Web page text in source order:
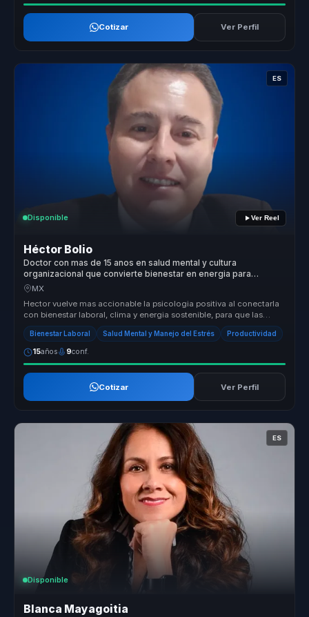
Cotizar Ver Perfil
ES
Disponible Ver Reel
Héctor Bolio
Doctor con mas de 15 anos en salud mental y cultura
organizacional que convierte bienestar en energia para
equipos de trabajo.
MX
Hector vuelve mas accionable la psicologia positiva al conectarla
con bienestar laboral, clima y energia sostenible, para que las
empresa...
Bienestar Laboral Salud Mental y Manejo del Estrés Productividad
15años 9conf.
Cotizar Ver Perfil
ES
Disponible
Blanca Mayagoitia